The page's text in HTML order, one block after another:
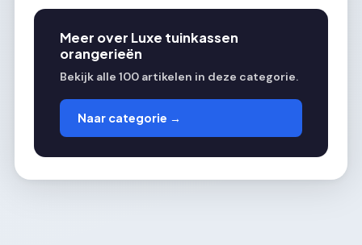
Meer over Luxe tuinkassen
orangerieën
Bekijk alle 100 artikelen in deze categorie.
Naar categorie →